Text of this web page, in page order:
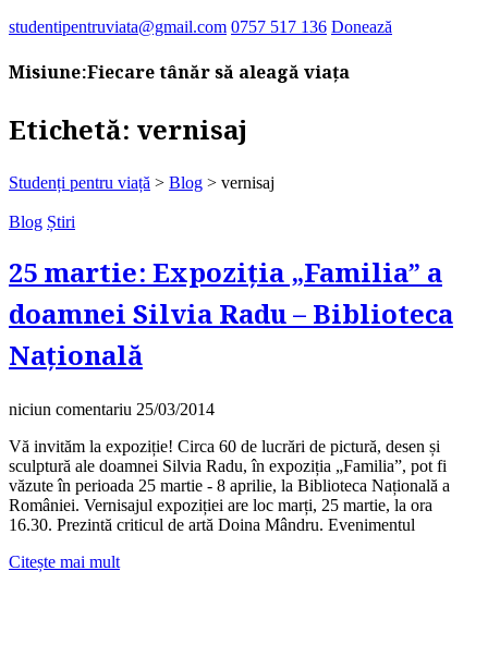
studentipentruviata@gmail.com 0757 517 136 Donează
Misiune:Fiecare tânăr să aleagă viața
Etichetă: vernisaj
Studenți pentru viață > Blog > vernisaj
Blog Știri
25 martie: Expoziția „Familia” a
doamnei Silvia Radu – Biblioteca
Națională
niciun comentariu 25/03/2014
Vă invităm la expoziție! Circa 60 de lucrări de pictură, desen și
sculptură ale doamnei Silvia Radu, în expoziția „Familia”, pot fi
văzute în perioada 25 martie - 8 aprilie, la Biblioteca Națională a
României. Vernisajul expoziției are loc marți, 25 martie, la ora
16.30. Prezintă criticul de artă Doina Mândru. Evenimentul
Citește mai mult